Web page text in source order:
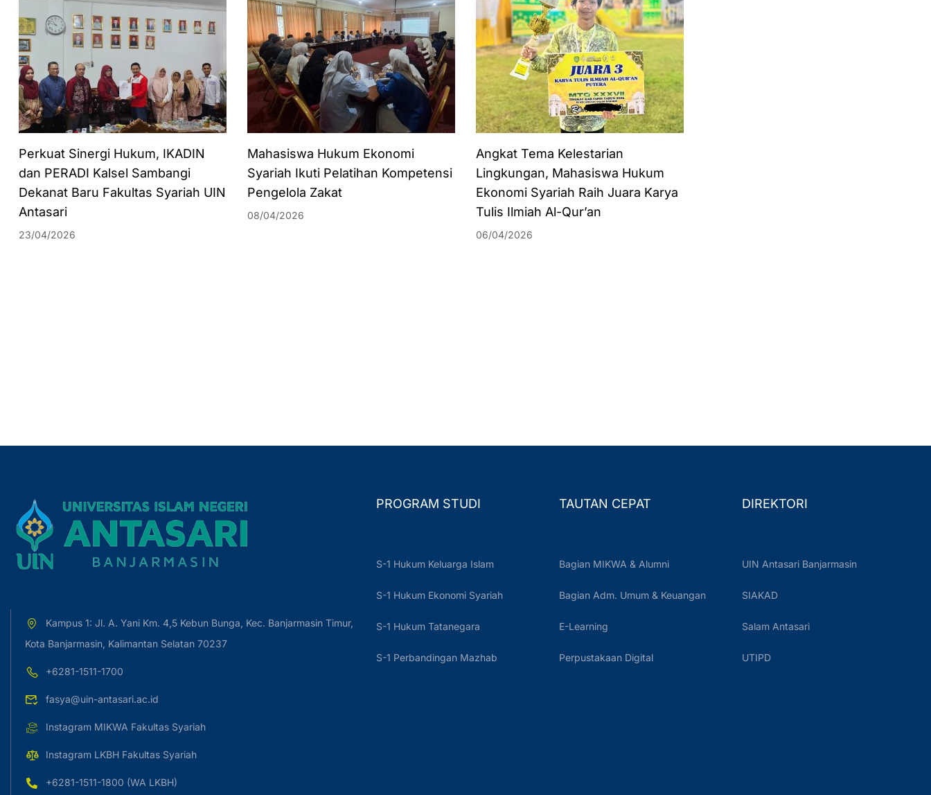
Perkuat Sinergi Hukum, IKADIN
dan PERADI Kalsel Sambangi
Dekanat Baru Fakultas Syariah UIN
Antasari
23/04/2026
Mahasiswa Hukum Ekonomi
Syariah Ikuti Pelatihan Kompetensi
Pengelola Zakat
08/04/2026
Angkat Tema Kelestarian
Lingkungan, Mahasiswa Hukum
Ekonomi Syariah Raih Juara Karya
Tulis Ilmiah Al-Qur’an
06/04/2026
Kampus 1: Jl. A. Yani Km. 4,5 Kebun Bunga, Kec. Banjarmasin Timur,
Kota Banjarmasin, Kalimantan Selatan 70237
+6281-1511-1700
fasya@uin-antasari.ac.id
Instagram MIKWA Fakultas Syariah
Instagram LKBH Fakultas Syariah
+6281-1511-1800 (WA LKBH)
PROGRAM STUDI
S-1 Hukum Keluarga Islam
S-1 Hukum Ekonomi Syariah
S-1 Hukum Tatanegara
S-1 Perbandingan Mazhab
TAUTAN CEPAT
Bagian MIKWA & Alumni
Bagian Adm. Umum & Keuangan
E-Learning
Perpustakaan Digital
DIREKTORI
UIN Antasari Banjarmasin
SIAKAD
Salam Antasari
UTIPD